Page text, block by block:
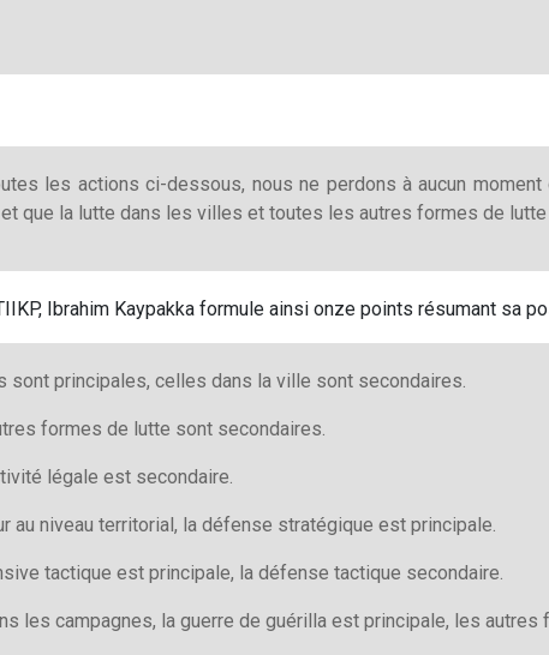
les actions ci-dessous, nous ne perdons à aucun
que la lutte dans les villes et toutes les autres formes de
Ibrahim Kaypakka formule ainsi onze points résumant sa
sont principales, celles dans la ville sont secondaires.
formes de lutte sont secondaires.
légale est secondaire.
au niveau territorial, la défense stratégique est principale.
tactique est principale, la défense tactique secondaire.
les campagnes, la guerre de guérilla est principale, les